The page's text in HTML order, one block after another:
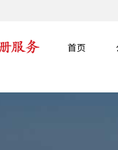
首页